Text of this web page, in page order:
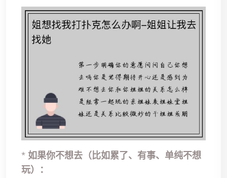
* 如果你不想去（比如累了、有事、单纯不想
玩）：